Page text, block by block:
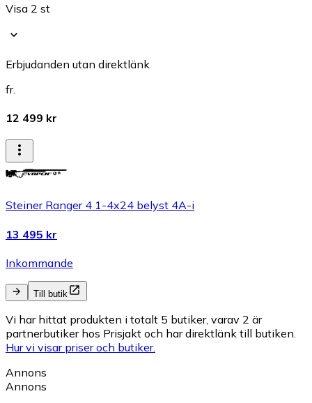
Visa 2 st
Erbjudanden utan direktlänk
fr.
12 499 kr
Steiner Ranger 4 1-4x24 belyst 4A-i
13 495 kr
Inkommande
Till butik
Vi har hittat produkten i totalt 5 butiker, varav 2 är
partnerbutiker hos Prisjakt och har direktlänk till butiken.
Hur vi visar priser och butiker.
Annons
Annons